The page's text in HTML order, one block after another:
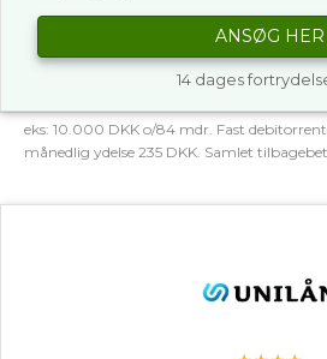
ANSØG HER
14 dages
eks: 10.000 DKK o/84 mdr. Fast
månedlig ydelse 235 DKK. Samlet